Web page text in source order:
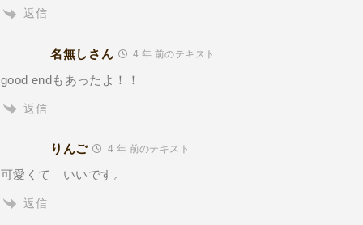
返信
名無しさん 4 年 前のテキスト
good endもあったよ！！
返信
りんご 4 年 前のテキスト
可愛くて いいです。
返信